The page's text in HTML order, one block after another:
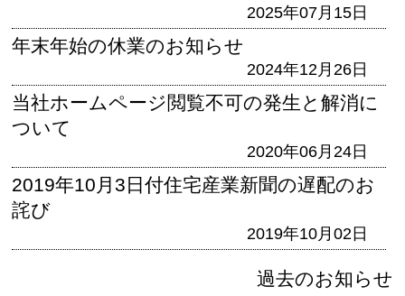
2025年07月15日
年末年始の休業のお知らせ
2024年12月26日
当社ホームページ閲覧不可の発生と解消に
ついて
2020年06月24日
2019年10月3日付住宅産業新聞の遅配のお
詫び
2019年10月02日
過去のお知らせ